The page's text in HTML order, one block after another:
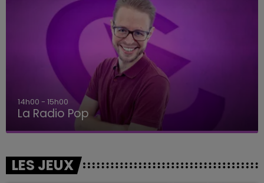
15h00 - 19h00
Le Club Champagne FM
LES JEUX